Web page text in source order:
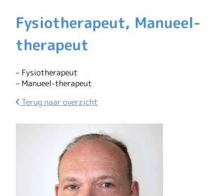
Fysiotherapeut, Manueel-
therapeut
– Fysiotherapeut
– Manueel-therapeut
Terug naar overzicht